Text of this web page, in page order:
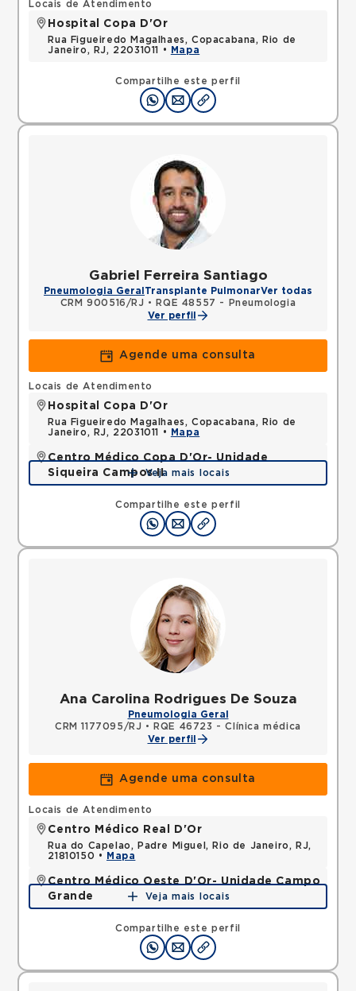
Compartilhe este perfil
Locais de Atendimento
Hospital Copa D'Or
Rua Figueiredo Magalhaes, Copacabana, Rio de
Janeiro, RJ, 22031011 •
Mapa
Gabriel Ferreira Santiago
Pneumologia Geral Transplante PulmonarVer todas
CRM 900516/RJ •
RQE 48557 - Pneumologia
Ver perfil
Agende uma consulta
Compartilhe este perfil
Locais de Atendimento
Hospital Copa D'Or
Rua Figueiredo Magalhaes, Copacabana, Rio de
Janeiro, RJ, 22031011 •
Mapa
Centro Médico Copa D'Or- Unidade
Siqueira Campos II
Rua Siqueira Campos, Copacabana, Rio de Janeiro,
RJ, 22031071 •
Veja mais locais
Ana Carolina Rodrigues De Souza
Pneumologia Geral
CRM 1177095/RJ •
RQE 46723 - Clínica médica
Ver perfil
Agende uma consulta
Compartilhe este perfil
Locais de Atendimento
Centro Médico Real D'Or
Rua do Capelao, Padre Miguel, Rio de Janeiro, RJ,
21810150 •
Mapa
Centro Médico Oeste D'Or- Unidade Campo
Grande
Rua Olinda Ellis, Campo Grande, Rio de Janeiro, RJ,
Mapa
Veja mais locais